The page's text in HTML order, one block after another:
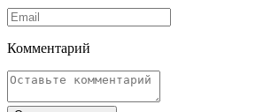
Комментарий